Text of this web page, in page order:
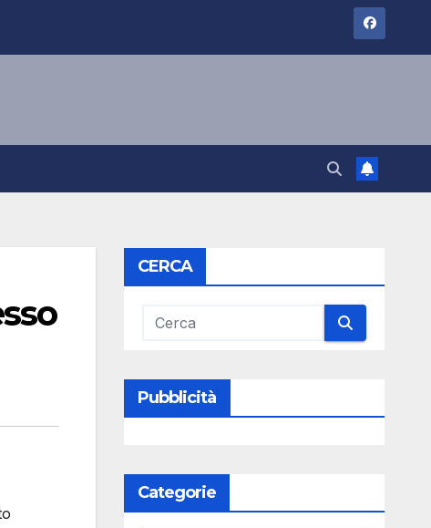
CERCA
Pubblicità
Categorie